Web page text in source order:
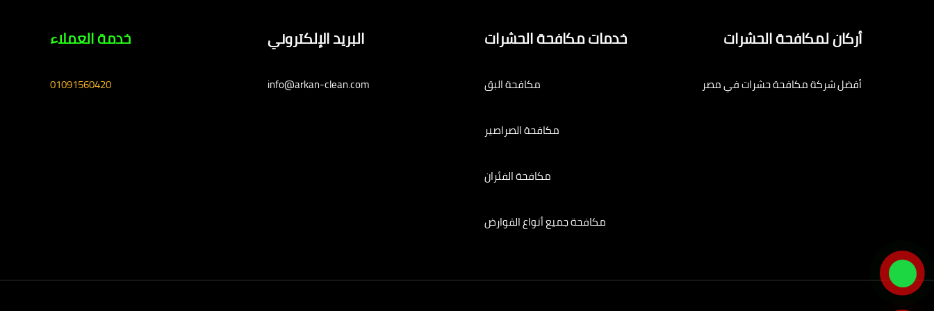
أركان لمكافحة الحشرات
أفضل شركة مكافحة حشرات في مصر
خدمات مكافحة الحشرات
مكافحة البق
مكافحة الصراصير
مكافحة الفئران
مكافحة جميع أنواع القوارض
البريد الإلكتروني
info@arkan-clean.com
خدمة العملاء
01091560420